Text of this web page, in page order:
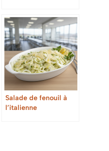
Salade de fenouil à
l’italienne